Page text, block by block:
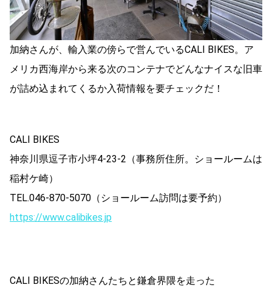
加納さんが、輸入業の傍らで営んでいるCALI BIKES。ア
メリカ西海岸から来る次のコンテナでどんなナイスな旧車
が詰め込まれてくるか入荷情報を要チェックだ！
CALI BIKES
神奈川県逗子市小坪4-23-2（事務所住所。ショールームは
稲村ケ崎）
TEL.046-870-5070（ショールーム訪問は要予約）
https://www.calibikes.jp
CALI BIKESの加納さんたちと鎌倉界隈を走った